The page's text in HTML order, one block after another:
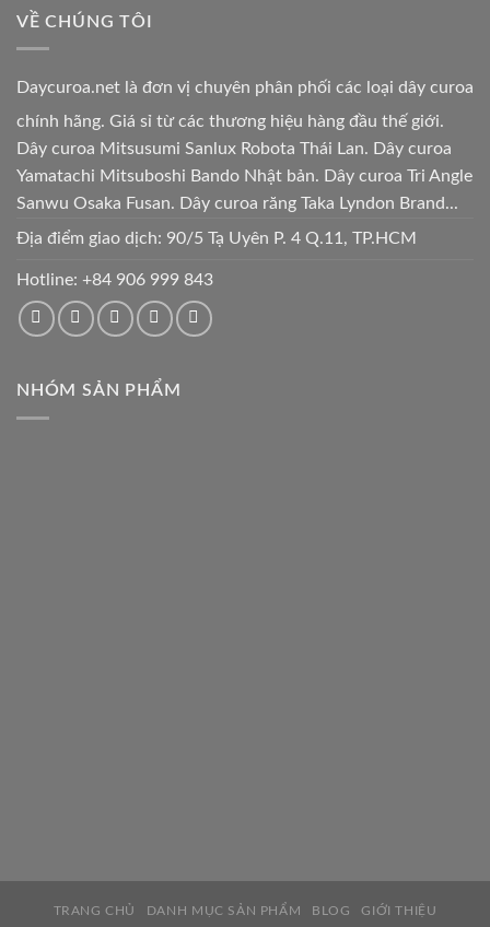
VỀ CHÚNG TÔI
Daycuroa.net là đơn vị chuyên phân phối các loại dây curoa
chính hãng. Giá sỉ từ các thương hiệu hàng đầu thế giới.
Dây curoa Mitsusumi Sanlux Robota Thái Lan. Dây curoa
Yamatachi Mitsuboshi Bando Nhật bản. Dây curoa Tri Angle
Sanwu Osaka Fusan. Dây curoa răng Taka Lyndon Brand...
Địa điểm giao dịch: 90/5 Tạ Uyên P. 4 Q.11, TP.HCM
Hotline: +84 906 999 843
NHÓM SẢN PHẨM
TRANG CHỦ DANH MỤC SẢN PHẨM BLOG GIỚI THIỆU